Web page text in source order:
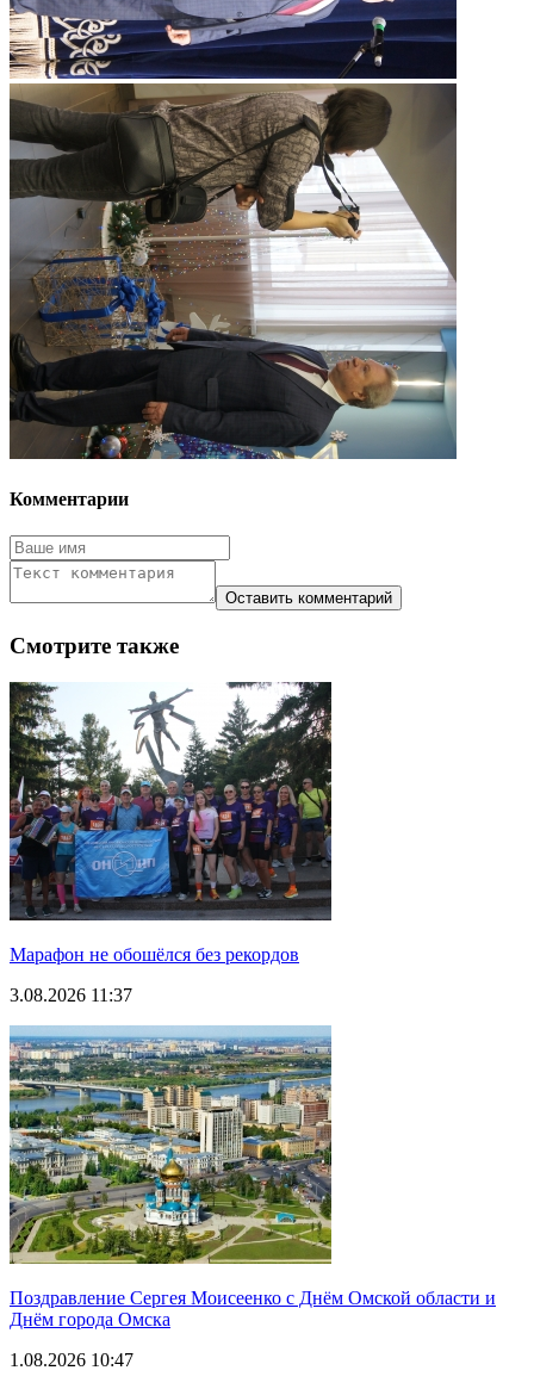
Комментарии
Смотрите также
Марафон не обошёлся без рекордов
3.08.2026 11:37
Поздравление Сергея Моисеенко с Днём Омской области и
Днём города Омска
1.08.2026 10:47